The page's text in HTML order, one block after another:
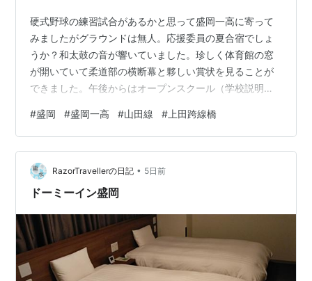
硬式野球の練習試合があるかと思って盛岡一高に寄って
みましたがグラウンドは無人。応援委員の夏合宿でしょ
うか？和太鼓の音が響いていました。珍しく体育館の窓
が開いていて柔道部の横断幕と夥しい賞状を見ることが
できました。午後からはオープンスクール（学校説明
の列車を上田跨線橋から目撃！ 福田パン→山田線上田跨
線橋→盛岡一高→中央病院→ビッグハウス→下名須川踏切
→光台寺→専立寺→下小路中学校→ジョイス→富士見橋→
吉田米穀店→ハローワーク→関口屋→東家→ホットライン
肴町（以後、夏季コース）【16,218歩11.2㌔】
#盛岡 #盛岡一高 #山田線 # 上田跨線橋
RazorTravellerの日記 • 5日前
ドーミーイン盛岡